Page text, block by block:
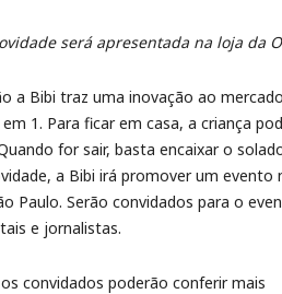
será apresentada na loja da
a Bibi traz uma inovação ao
1. Para ficar em casa, a criança
for sair, basta encaixar o
a Bibi irá promover um evento
Paulo. Serão convidados para o
e jornalistas.
convidados poderão conferir mais